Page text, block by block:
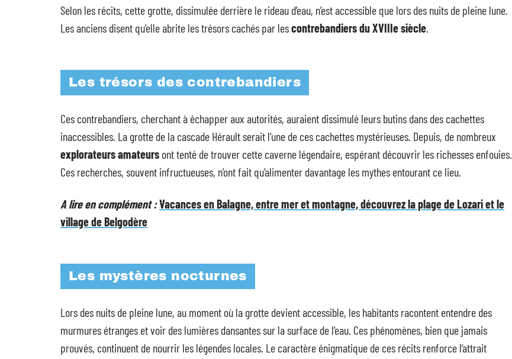
Selon les récits, cette grotte, dissimulée derrière le rideau d’eau, n’est accessible que lors des nuits de pleine lune.
Les anciens disent qu’elle abrite les trésors cachés par lescontrebandiers du XVIIIe siècle.
Les trésors des contrebandiers
Ces contrebandiers, cherchant à échapper aux autorités, auraient dissimulé leurs butins dans des cachettes
inaccessibles. La grotte de la cascade Hérault serait l’une de ces cachettes mystérieuses. Depuis, de nombreux
explorateurs amateurs ont tenté de trouver cette caverne légendaire, espérant découvrir les richesses enfouies.
Ces recherches, souvent infructueuses, n’ont fait qu’alimenter davantage les mythes entourant ce lieu.
A lire en complément :Vacances en Balagne, entre mer et montagne, découvrez la plage de Lozari et le
village de Belgodère
Les mystères nocturnes
Lors des nuits de pleine lune, au moment où la grotte devient accessible, les habitants racontent entendre des
murmures étranges et voir des lumières dansantes sur la surface de l’eau. Ces phénomènes, bien que jamais
prouvés, continuent de nourrir les légendes locales. Le caractère énigmatique de ces récits renforce l’attrait